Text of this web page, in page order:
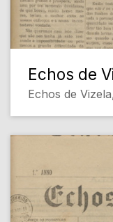
Echos de
Echos de